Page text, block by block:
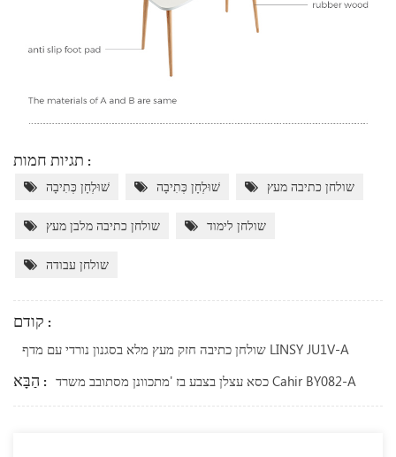
תגיות חמות :
שׁוּלְחָן כְּתִיבָה שׁוּלְחָן כְּתִיבָה שולחן כתיבה מעץ
שולחן כתיבה מלבן מעץ שולחן לימוד
שולחן עבודה
קודם :
שולחן כתיבה חזק מעץ מלא בסגנון נורדי עם מדף LINSY JU1V-A
הַבָּא : כסא עצלן בצבע בז 'מתכוונן מסתובב משרד Cahir BY082-A